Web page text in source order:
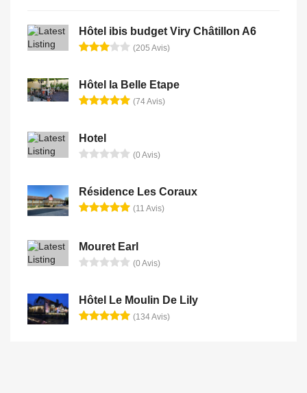
Hôtel ibis budget Viry Châtillon A6
(205 Avis)
Hôtel la Belle Etape
(74 Avis)
Hotel
(0 Avis)
Résidence Les Coraux
(11 Avis)
Mouret Earl
(0 Avis)
Hôtel Le Moulin De Lily
(134 Avis)